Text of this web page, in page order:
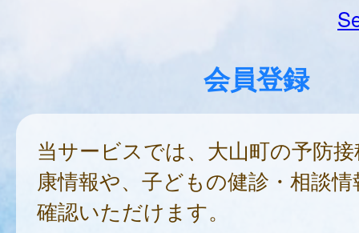
会員登録
当サービスでは、大山町の予防
康情報や、子どもの健診・相談
確認いただけます。